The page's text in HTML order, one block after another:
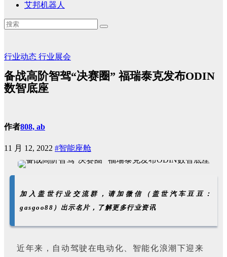
艾邦机器人
行业动态 行业展会
备战高阶智驾“决赛圈” 福瑞泰克发布ODIN
数智底座
作者808, ab
11 月 12, 2022 #智能座舱
加入盖世行业交流群，请加微信（盖世汽车豆豆：
gasgoo88）出示名片，了解更多行业资讯
近年来，自动驾驶在电动化、智能化浪潮下迎来